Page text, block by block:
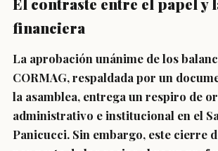
financiera
La aprobación unánime de los
CORMAG, respaldada por un
la asamblea, entrega un respiro de
administrativo e institucional en el
Panicucci. Sin embargo, este cierre